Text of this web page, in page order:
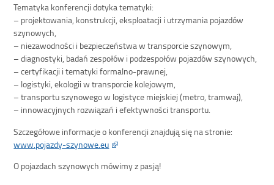
Tematyka konferencji dotyka tematyki:
– projektowania, konstrukcji, eksploatacji i utrzymania pojazdów
szynowych,
– niezawodności i bezpieczeństwa w transporcie szynowym,
– diagnostyki, badań zespołów i podzespołów pojazdów szynowych,
– certyfikacji i tematyki formalno-prawnej,
– logistyki, ekologii w transporcie kolejowym,
– transportu szynowego w logistyce miejskiej (metro, tramwaj),
– innowacyjnych rozwiązań i efektywności transportu.
Szczegółowe informacje o konferencji znajdują się na stronie:
www.pojazdy-szynowe.eu
O pojazdach szynowych mówimy z pasją!